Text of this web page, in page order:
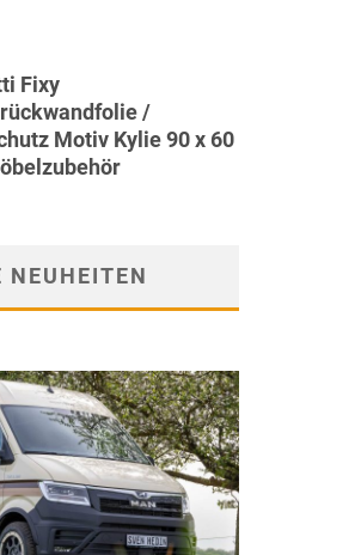
Fixy
/
Motiv Kylie 90 x 60
NEUHEITEN